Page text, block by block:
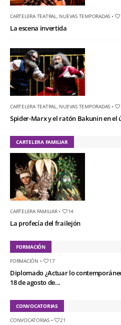
CARTELERA TEATRAL NUEVAS TEMPORADAS •
La escena invertida
CARTELERA TEATRAL NUEVAS TEMPORADAS •
Spider-Marx y el ratón Bakunin en el
CARTELERA FAMILIAR
CARTELERA FAMILIAR• 14
La profecía del frailejón
FORMACIÓN
FORMACIÓN • 17
Diplomado ¿Actuar lo
18 de agosto de...
CONVOCATORIAS
CONVOCATORIAS• 21